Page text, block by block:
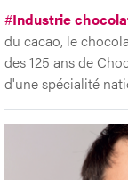
#Industrie
du cacao, le
des 125 ans de
d'une spécialité